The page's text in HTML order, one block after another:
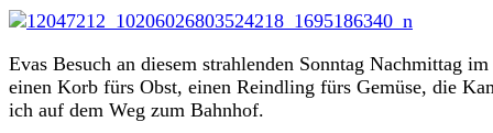
Evas Besuch an diesem strahlenden Sonntag Nachmittag
einen Korb fürs Obst, einen Reindling fürs Gemüse, die
ich auf dem Weg zum Bahnhof.